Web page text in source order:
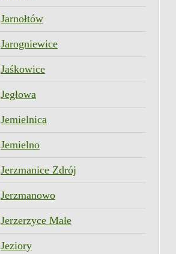
Jarnołtów
Jarogniewice
Jaśkowice
Jegłowa
Jemielnica
Jemielno
Jerzmanice Zdrój
Jerzmanowo
Jerzerzyce Małe
Jeziory